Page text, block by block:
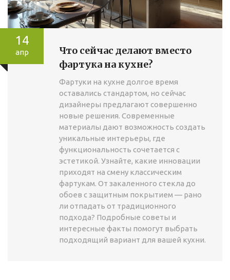
14
апр
Что сейчас делают вместо
фартука на кухне?
Фартуки на кухне долгое время
оставались стандартом, но сейчас
дизайнеры предлагают совершенно
новые решения. Современные
материалы дают возможность создать
уникальные интерьеры, где
функциональность сочетается с
эстетикой. Узнайте, какие инновации
приходят на смену классическим
фартукам. От закаленного стекла до
обоев с защитным покрытием — рано
ли отпадать от традиционного
подхода? Подробные советы и
интересные факты помогут выбрать
подходящий вариант для вашей кухни.